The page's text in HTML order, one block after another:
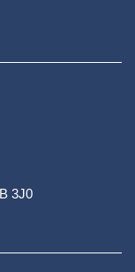
3J0